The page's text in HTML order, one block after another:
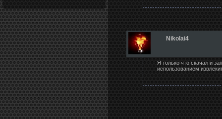
Nikolai4
Я только что скачал и
использованием